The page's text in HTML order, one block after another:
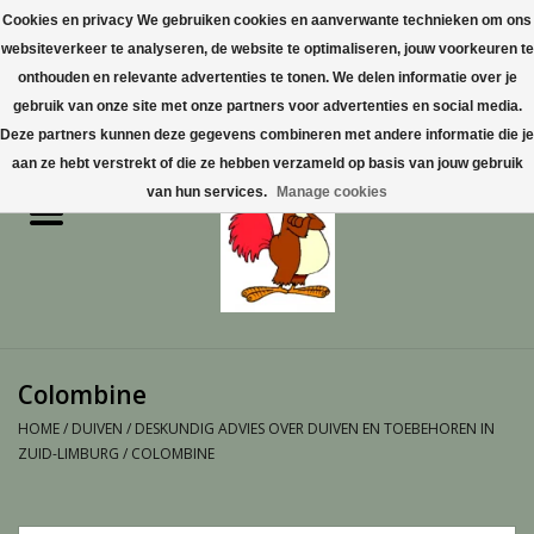
0 Artikelen - €0,00
Home
Vogelproducten aanschaffen
Colombine
HOME/ DUIVEN / DESKUNDIG ADVIES OVER DUIVEN EN TOEBEHOREN IN
ZUID-LIMBURG / COLOMBINE
Cookies en privacy We gebruiken cookies en aanverwante technieken om ons
websiteverkeer te analyseren, de website te optimaliseren, jouw voorkeuren te
onthouden en relevante advertenties te tonen. We delen informatie over je
gebruik van onze site met onze partners voor advertenties en social media.
Deze partners kunnen deze gegevens combineren met andere informatie die je
aan ze hebt verstrekt of die ze hebben verzameld op basis van jouw gebruik
van hun services.
Manage cookies